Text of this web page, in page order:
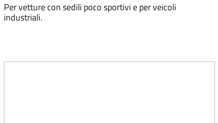
Per vetture con sedili poco sportivi e per veicoli
industriali.